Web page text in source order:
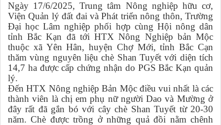
Ngày 17/6/2025, Trung tâm Nông nghiệp hữu cơ,
Viện Quản lý đất đai và Phát triển nông thôn, Trường
Đại học Lâm nghiệp phối hợp cùng Hội nông dân
tỉnh Bắc Kạn đã tới HTX Nông Nghiệp bản Mộc
thuộc xã Yên Hân, huyện Chợ Mới, tỉnh Bắc Cạn
thăm vùng nguyên liệu chè Shan Tuyết với diện tích
14,7 ha được cấp chứng nhận do PGS Bắc Kạn quản
lý.
Đến HTX Nông nghiệp Bản Mộc điều vui nhất là các
thành viên là chị em phụ nữ người Dao và Mường ở
đây rất đã gắn bó với cây chè Shan Tuyết từ 20-30
năm. Chè được trồng ở những quả đồi nằm chênh